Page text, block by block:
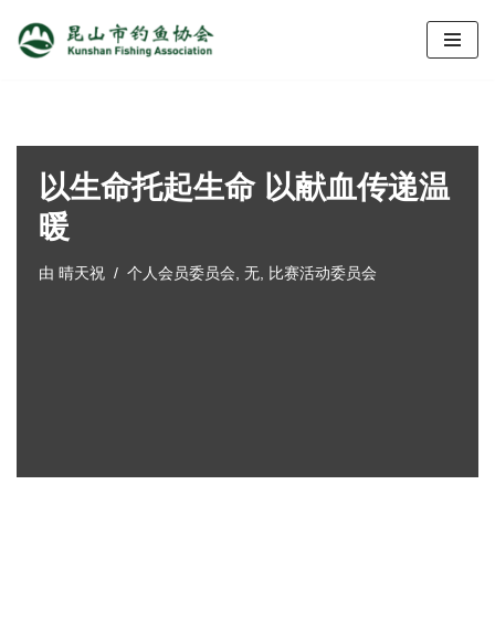
跳
文
以生命托起生命 以献血传递温
暖
由 晴天祝 个人会员委员会 无 比赛活动委员会